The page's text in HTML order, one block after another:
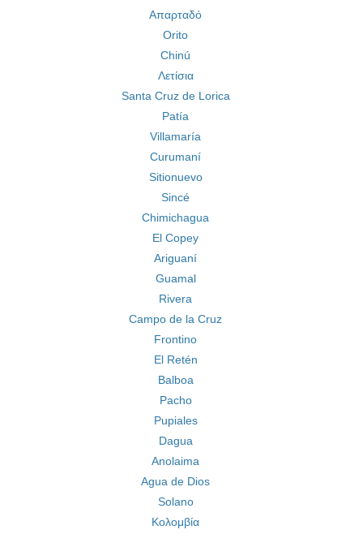
Απαρταδό
Orito
Chinú
Λετίσια
Santa Cruz de Lorica
Patía
Villamaría
Curumaní
Sitionuevo
Sincé
Chimichagua
El Copey
Ariguaní
Guamal
Rivera
Campo de la Cruz
Frontino
El Retén
Balboa
Pacho
Pupiales
Dagua
Anolaima
Agua de Dios
Solano
Κολομβία